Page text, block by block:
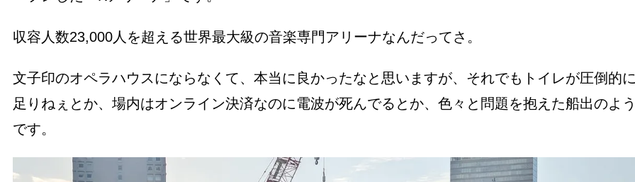
収容人数23,000人を超える世界最大級の音楽専門アリーナなんだってさ。
文子印のオペラハウスにならなくて、本当に良かったなと思いますが、それでもトイレが圧倒的
足りねぇとか、場内はオンライン決済なのに電波が死んでるとか、色々と問題を抱えた船出のよ
です。